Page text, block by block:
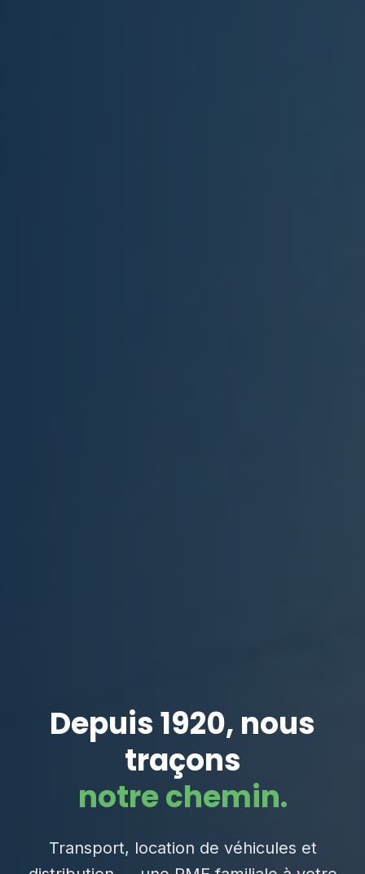
Depuis 1920, nous
traçons
notre chemin.
Transport, location de véhicules et